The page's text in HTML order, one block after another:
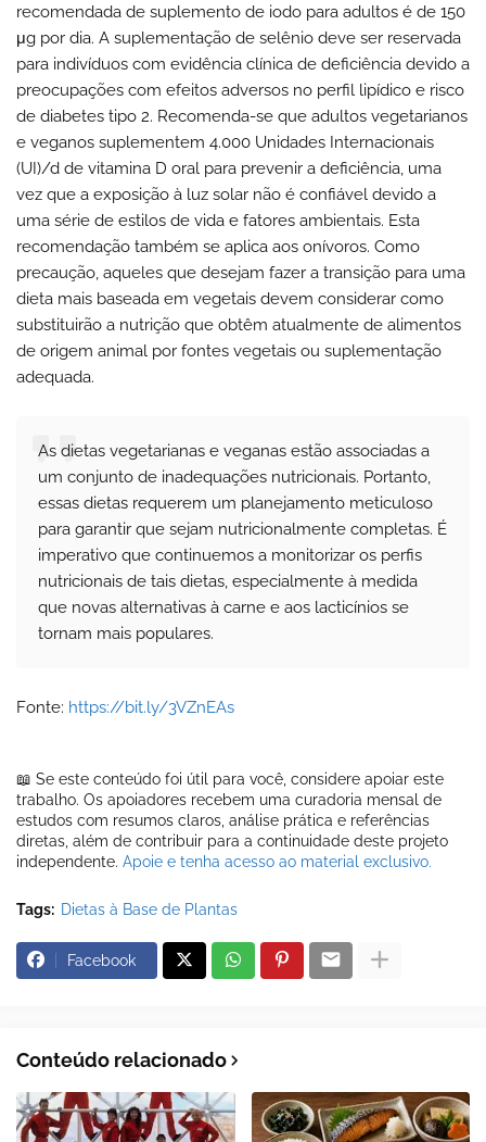
recomendada de suplemento de iodo para adultos é de 150
μg por dia. A suplementação de selênio deve ser reservada
para indivíduos com evidência clínica de deficiência devido a
preocupações com efeitos adversos no perfil lipídico e risco
de diabetes tipo 2. Recomenda-se que adultos vegetarianos
e veganos suplementem 4.000 Unidades Internacionais
(UI)/d de vitamina D oral para prevenir a deficiência, uma
vez que a exposição à luz solar não é confiável devido a
uma série de estilos de vida e fatores ambientais. Esta
recomendação também se aplica aos onívoros. Como
precaução, aqueles que desejam fazer a transição para uma
dieta mais baseada em vegetais devem considerar como
substituirão a nutrição que obtêm atualmente de alimentos
de origem animal por fontes vegetais ou suplementação
adequada.
As dietas vegetarianas e veganas estão associadas a
um conjunto de inadequações nutricionais. Portanto,
essas dietas requerem um planejamento meticuloso
para garantir que sejam nutricionalmente completas. É
imperativo que continuemos a monitorizar os perfis
nutricionais de tais dietas, especialmente à medida
que novas alternativas à carne e aos lacticínios se
tornam mais populares.
Fonte: https://bit.ly/3VZnEAs
📖 Se este conteúdo foi útil para você, considere apoiar este
trabalho. Os apoiadores recebem uma curadoria mensal de
estudos com resumos claros, análise prática e referências
diretas, além de contribuir para a continuidade deste projeto
independente. Apoie e tenha acesso ao material exclusivo.
Tags: Dietas à Base de Plantas
Facebook
Conteúdo relacionado